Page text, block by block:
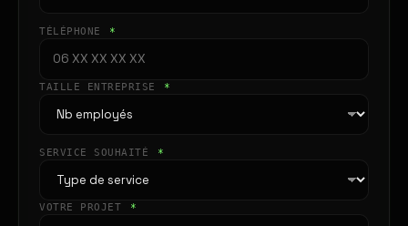
TÉLÉPHONE *
TAILLE ENTREPRISE *
SERVICE SOUHAITÉ *
VOTRE PROJET *